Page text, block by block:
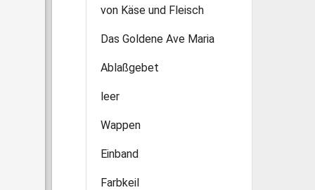
von Käse und Fleisch
Das Goldene Ave Maria
Ablaßgebet
leer
Wappen
Einband
Farbkeil